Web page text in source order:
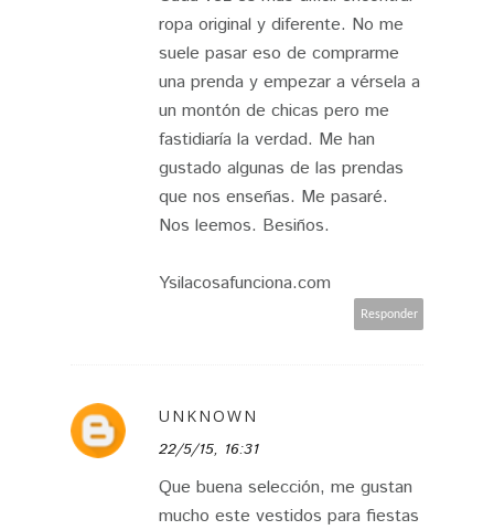
ropa original y diferente. No me
suele pasar eso de comprarme
una prenda y empezar a vérsela a
un montón de chicas pero me
fastidiaría la verdad. Me han
gustado algunas de las prendas
que nos enseñas. Me pasaré.
Nos leemos. Besiños.
Ysilacosafunciona.com
Responder
UNKNOWN
22/5/15, 16:31
Que buena selección, me gustan
mucho este vestidos para fiestas